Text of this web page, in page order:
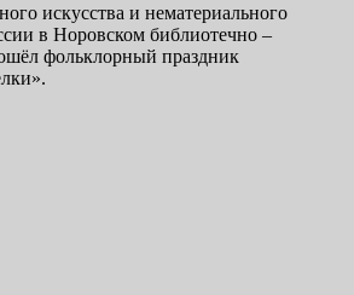
искусства и нематериального
в Норовском библиотечно –
фольклорный праздник